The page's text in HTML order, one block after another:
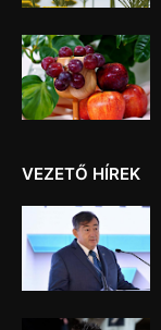
VEZETŐ HÍREK